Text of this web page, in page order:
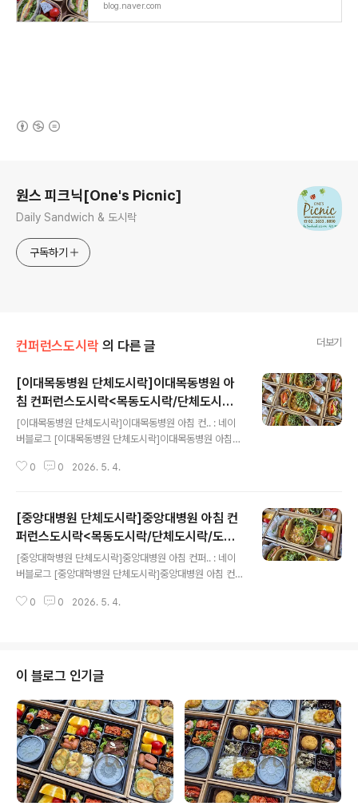
blog.naver.com
원스 피크닉[One's Picnic]
Daily Sandwich & 도시락
구독하기
컨퍼런스도시락 의 다른 글 더보기
[이대목동병원 단체도시락]이대목동병원 아
침 컨퍼런스도시락<목동도시락/단체도시락/
도시락케이터링:원스피크닉>
[이대목동병원 단체도시락]이대목동병원 아침 컨.. : 네이
버블로그 [이대목동병원 단체도시락]이대목동병원 아침
m 0 0 2026. 5. 4.
[중앙대병원 단체도시락]중앙대병원 아침 컨
퍼런스도시락<목동도시락/단체도시락/도시
락케이터링:원스피크닉>
[중앙대학병원 단체도시락]중앙대병원 아침 컨퍼.. : 네이
버블로그 [중앙대학병원 단체도시락]중앙대병원 아침 컨
0 0 2026. 5. 4.
이 블로그 인기글